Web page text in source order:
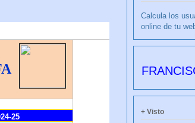
Calcula los
online de tu
CULIBLANCO por FRANCISCO
+ Visto